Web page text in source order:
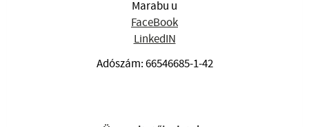
Marabu u
FaceBook
LinkedIN
Adószám: 66546685-1-42